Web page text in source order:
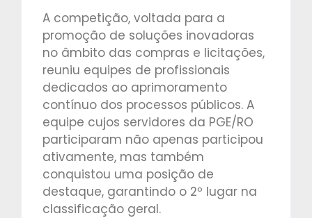
A competição, voltada para a
promoção de soluções inovadoras
no âmbito das compras e licitações,
reuniu equipes de profissionais
dedicados ao aprimoramento
contínuo dos processos públicos. A
equipe cujos servidores da PGE/RO
participaram não apenas participou
ativamente, mas também
conquistou uma posição de
destaque, garantindo o 2º lugar na
classificação geral.